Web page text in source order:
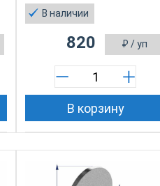
В наличии
₽ / уп
820
В корзину